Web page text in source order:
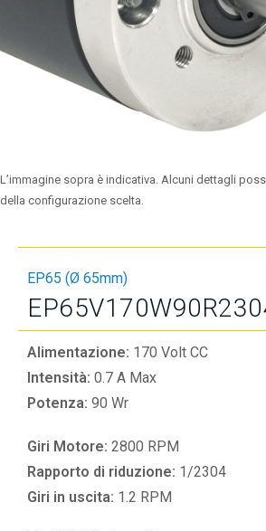
L’immagine sopra è indicativa. Alcuni dettagli
della configurazione scelta.
EP65 (Ø 65mm)
Alimentazione: 170 Volt CC
Intensità: 0.7 A Max
Potenza: 90 Wr
Giri Motore: 2800 RPM
Rapporto di riduzione: 1/2304
Giri in uscita: 1.2 RPM